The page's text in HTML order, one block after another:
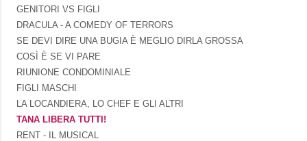
GENITORI VS FIGLI
DRACULA - A COMEDY OF TERRORS
SE DEVI DIRE UNA BUGIA È MEGLIO DIRLA GROSSA
COSÌ È SE VI PARE
RIUNIONE CONDOMINIALE
FIGLI MASCHI
LA LOCANDIERA, LO CHEF E GLI ALTRI
TANA LIBERA TUTTI!
RENT - IL MUSICAL